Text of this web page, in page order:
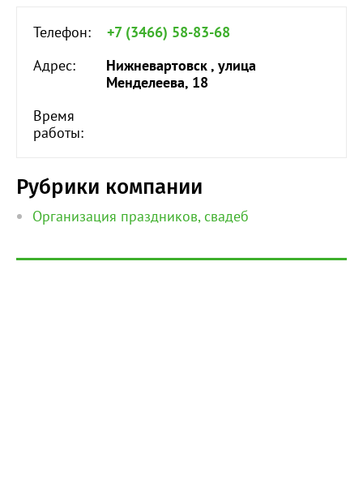
Телефон:
+7 (3466) 58-83-68
Адрес:
Нижневартовск , улица
Менделеева, 18
Время
работы:
Рубрики компании
Организация праздников, свадеб